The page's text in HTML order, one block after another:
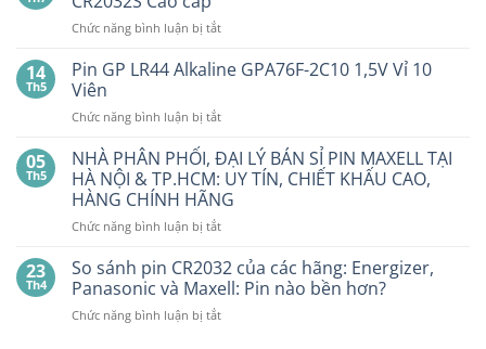
ở
Pin
Con
Dung
Lượng
Bao
Nhiêu?
Mua
con
thỏ
giá
rẻ
ở
đâu
Chức năng bình luận bị tắtở
Ô
PIN
NGỜ?
PIN
MAXELL
CR2032S Cao
cấp
14
Th5
Pin GP LR44 Alkaline GPA76F-2C10 1,5V Vỉ 10
Viên
Chức năng bình luận bị tắtở
GP
LR44
Alkaline
GPA76F-
2C10
Vỉ
10
Viên
05
Th5
NHÀ PHÂN PHỐI, ĐẠI LÝ BÁN SỈ PIN MAXELL TẠI
HÀ NỘI & TP.HCM: UY TÍN, CHIẾT KHẤU CAO,
HÀNG CHÍNH HÃNG
Chức năng bình luận bị tắtở
PHÂN
PHỐI,
ĐẠI
LÝ
23
Th4
So sánh pin CR2032 của các hãng: Energizer,
Panasonic và Maxell: Pin nào bền hơn?
Chức năng bình luận bị tắtở